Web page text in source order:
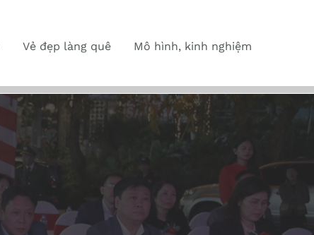
Vẻ đẹp làng quê Mô hình, kinh nghiệm